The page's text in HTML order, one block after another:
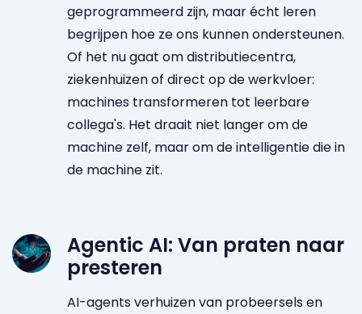
geprogrammeerd zijn, maar écht leren
begrijpen hoe ze ons kunnen ondersteunen.
Of het nu gaat om distributiecentra,
ziekenhuizen of direct op de werkvloer:
machines transformeren tot leerbare
collega's. Het draait niet langer om de
machine zelf, maar om de intelligentie die in
de machine zit.
Agentic AI: Van praten naar
presteren
AI-agents verhuizen van probeersels en